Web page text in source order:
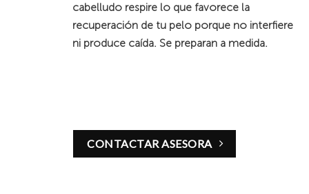
cabelludo respire lo que favorece la
recuperación de tu pelo porque no interfiere
ni produce caída. Se preparan a medida.
CONTACTAR ASESORA